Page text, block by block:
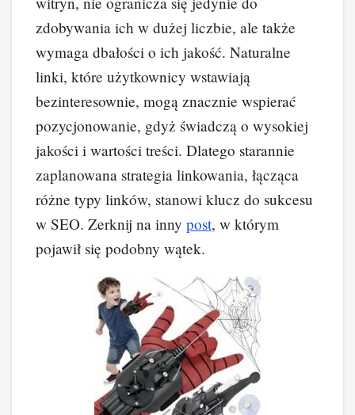
zdobywania ich w dużej liczbie, ale także
wymaga dbałości o ich jakość. Naturalne
linki, które użytkownicy wstawiają
bezinteresownie, mogą znacznie wspierać
pozycjonowanie, gdyż świadczą o wysokiej
jakości i wartości treści. Dlatego starannie
zaplanowana strategia linkowania, łącząca
różne typy linków, stanowi klucz do sukcesu
w SEO. Zerknij na inny post, w którym
pojawił się podobny wątek.